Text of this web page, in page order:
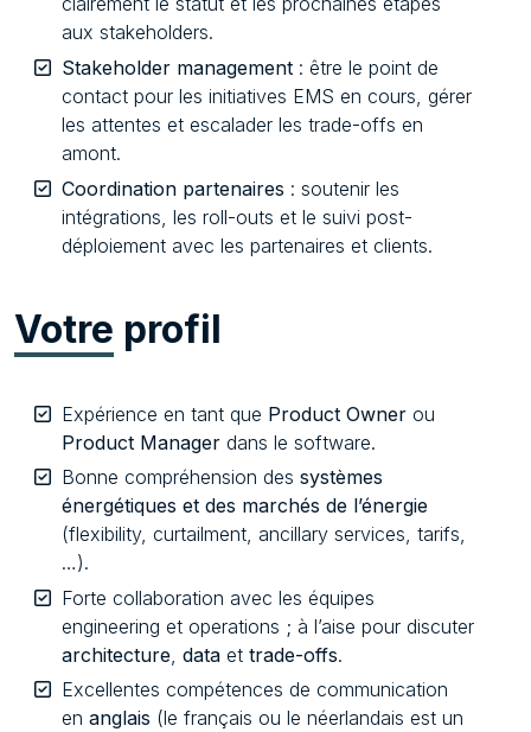
aux stakeholders.
Stakeholder management : être le point de
contact pour les initiatives EMS en cours, gérer
les attentes et escalader les trade-offs en
amont.
Coordination partenaires : soutenir les
intégrations, les roll-outs et le suivi post-
déploiement avec les partenaires et clients.
Votre profil
Expérience en tant que Product Owner ou
Product Manager dans le software.
Bonne compréhension des systèmes
énergétiques et des marchés de l’énergie
(flexibility, curtailment, ancillary services, tarifs,
…).
Forte collaboration avec les équipes
engineering et operations ; à l’aise pour discuter
architecture data et trade-offs.
Excellentes compétences de communication
en anglais (le français ou le néerlandais est un